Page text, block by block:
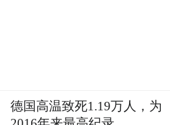
德国高温致死1.19万人，为